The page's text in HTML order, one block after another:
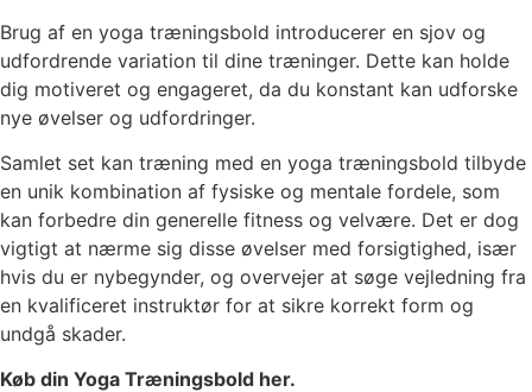
Brug af en yoga træningsbold introducerer en sjov og
udfordrende variation til dine træninger. Dette kan holde
dig motiveret og engageret, da du konstant kan udforske
nye øvelser og udfordringer.
Samlet set kan træning med en yoga træningsbold tilbyde
en unik kombination af fysiske og mentale fordele, som
kan forbedre din generelle fitness og velvære. Det er dog
vigtigt at nærme sig disse øvelser med forsigtighed, især
hvis du er nybegynder, og overvejer at søge vejledning fra
en kvalificeret instruktør for at sikre korrekt form og
undgå skader.
Køb din Yoga Træningsbold her.